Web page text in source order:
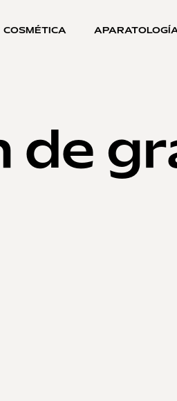
COSMÉTICA
de